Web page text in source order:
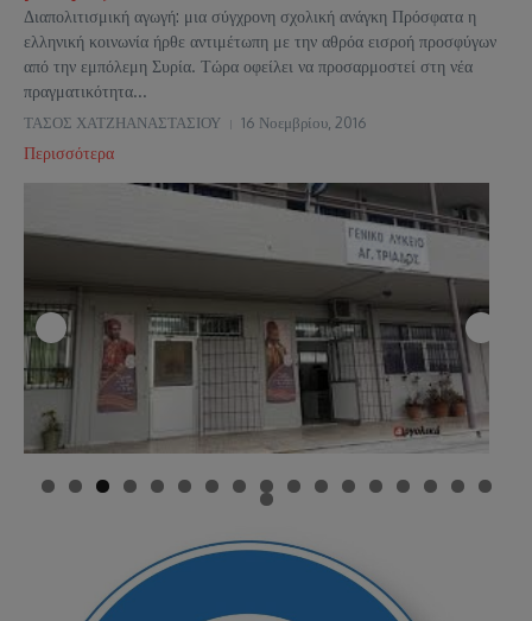
Διαπολιτισμική αγωγή: μια σύγχρονη σχολική ανάγκη Πρόσφατα η
ελληνική κοινωνία ήρθε αντιμέτωπη με την αθρόα εισροή προσφύγων
από την εμπόλεμη Συρία. Τώρα οφείλει να προσαρμοστεί στη νέα
πραγματικότητα...
ΤΑΣΟΣ ΧΑΤΖΗΑΝΑΣΤΑΣΙΟΥ 16 Νοεμβρίου, 2016
Περισσότερα